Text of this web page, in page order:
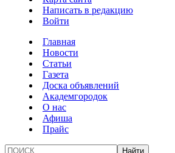
Написать в редакцию
Войти
Главная
Новости
Статьи
Газета
Доска объявлений
Академгородок
О нас
Афиша
Прайс